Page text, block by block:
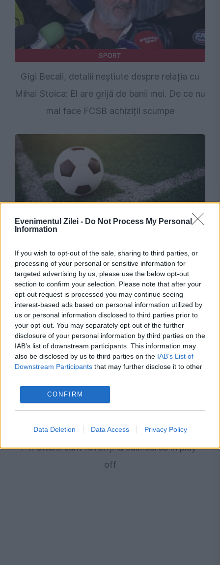
Evenimentul Zilei - Do Not Process My Personal
Information
If you wish to opt-out of the sale, sharing to third parties, or
processing of your personal or sensitive information for
targeted advertising by us, please use the below opt-out
section to confirm your selection. Please note that after your
opt-out request is processed you may continue seeing
interest-based ads based on personal information utilized by
us or personal information disclosed to third parties prior to
your opt-out. You may separately opt-out of the further
disclosure of your personal information by third parties on the
IAB’s list of downstream participants. This information may
also be disclosed by us to third parties on the IAB’s List of
Downstream Participants that may further disclose it to other
CONFIRM
Data Deletion Data Access Privacy Policy
SPORT
Gigi Becali, detalii neștiute despre relația cu
Mihai Stoica: El are grijă de banii mei. De ce nu
mai face FCSB achiziții scumpe
CFR Cluj - Tromso, 0-5. Umilință de zile mari
pentru echipa din Gruia. Returul nu mai
contează
SPORT
Europa League. KuPS - Universitatea Craiova,
1-1. Oltenii sunt favoriți la calificarea în play-
off